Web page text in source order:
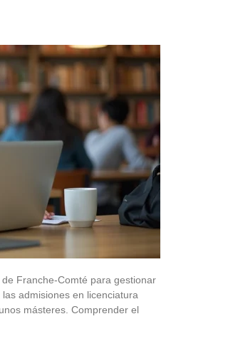
Franche-Comté para gestionar
admisiones en licenciatura
másteres. Comprender el